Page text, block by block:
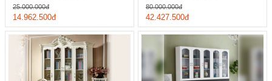
14.962.500đ
25.000.000đ
42.427.500đ
80.000.000đ